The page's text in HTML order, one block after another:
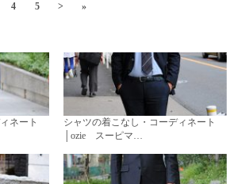
4 5 > »
ネート
シャツの着こなし・コーディネート
│ozie スーピマ…